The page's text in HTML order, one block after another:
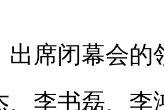
闭幕会的领
、李书磊、李